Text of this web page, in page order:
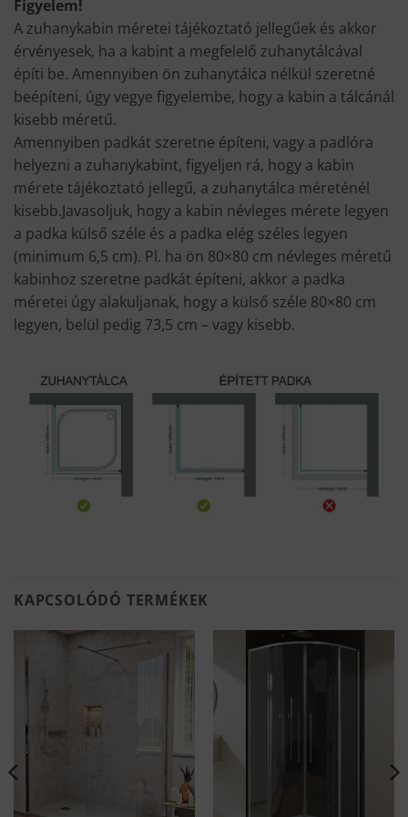
Figyelem!
A zuhanykabin méretei tájékoztató jellegűek és akkor
érvényesek, ha a kabint a megfelelő zuhanytálcával
építi be. Amennyiben ön zuhanytálca nélkül szeretné
beépíteni, úgy vegye figyelembe, hogy a kabin a tálcánál
kisebb méretű.
Amennyiben padkát szeretne építeni, vagy a padlóra
helyezni a zuhanykabint, figyeljen rá, hogy a kabin
mérete tájékoztató jellegű, a zuhanytálca méreténél
kisebb.Javasoljuk, hogy a kabin névleges mérete legyen
a padka külső széle és a padka elég széles legyen
(minimum 6,5 cm). Pl. ha ön 80×80 cm névleges méretű
kabinhoz szeretne padkát építeni, akkor a padka
méretei úgy alakuljanak, hogy a külső széle 80×80 cm
legyen, belül pedig 73,5 cm – vagy kisebb.
KAPCSOLÓDÓ TERMÉKEK